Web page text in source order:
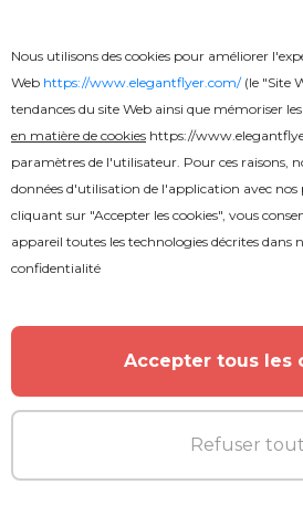
Premium
Nous utilisons des cookies pour améliorer
Web https://www.elegantflyer.com/(le "Site
tendances du site Web ainsi que mémoriser
en matière de cookies https://
paramètres de l'utilisateur. Pour ces raisons,
données d'utilisation de l'application avec nos
cliquant sur "Accepter les cookies", vous
appareil toutes les technologies décrites dans
confidentialité
Accepter tous les
Refuser tout